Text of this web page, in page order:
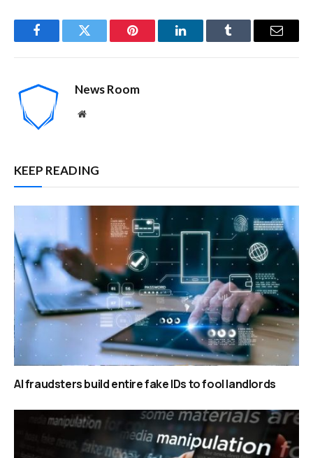
FacebookTwitter Pinterest LinkedInTumblr Email
News Room
Website
KEEP READING
AI fraudsters build entire fake IDs to fool landlords